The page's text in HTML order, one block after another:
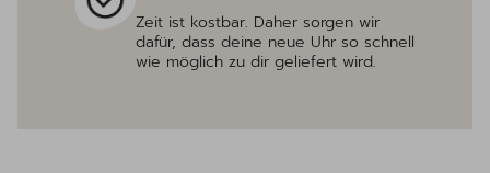
Zeit ist kostbar. Daher sorgen wir
dafür, dass deine neue Uhr so schnell
wie möglich zu dir geliefert wird.